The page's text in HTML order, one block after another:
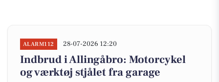
ALARM112 28-07-2026 12:20
Indbrud i Allingåbro: Motorcykel
og værktøj stjålet fra garage